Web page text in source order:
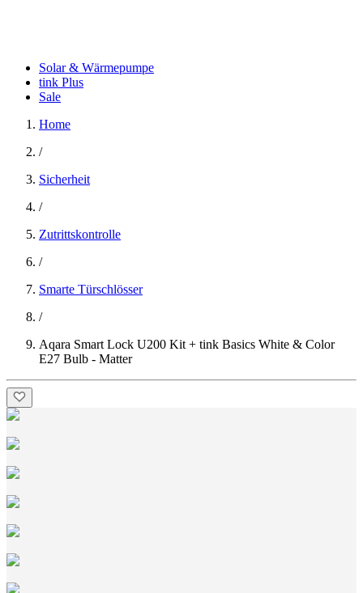
Solar & Wärmepumpe
tink Plus
Sale
Home
/
Sicherheit
/
Zutrittskontrolle
/
Smarte Türschlösser
/
Aqara Smart Lock U200 Kit + tink Basics White & Color
E27 Bulb - Matter